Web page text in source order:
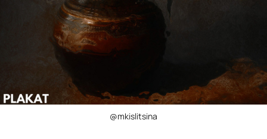
@mkislitsina